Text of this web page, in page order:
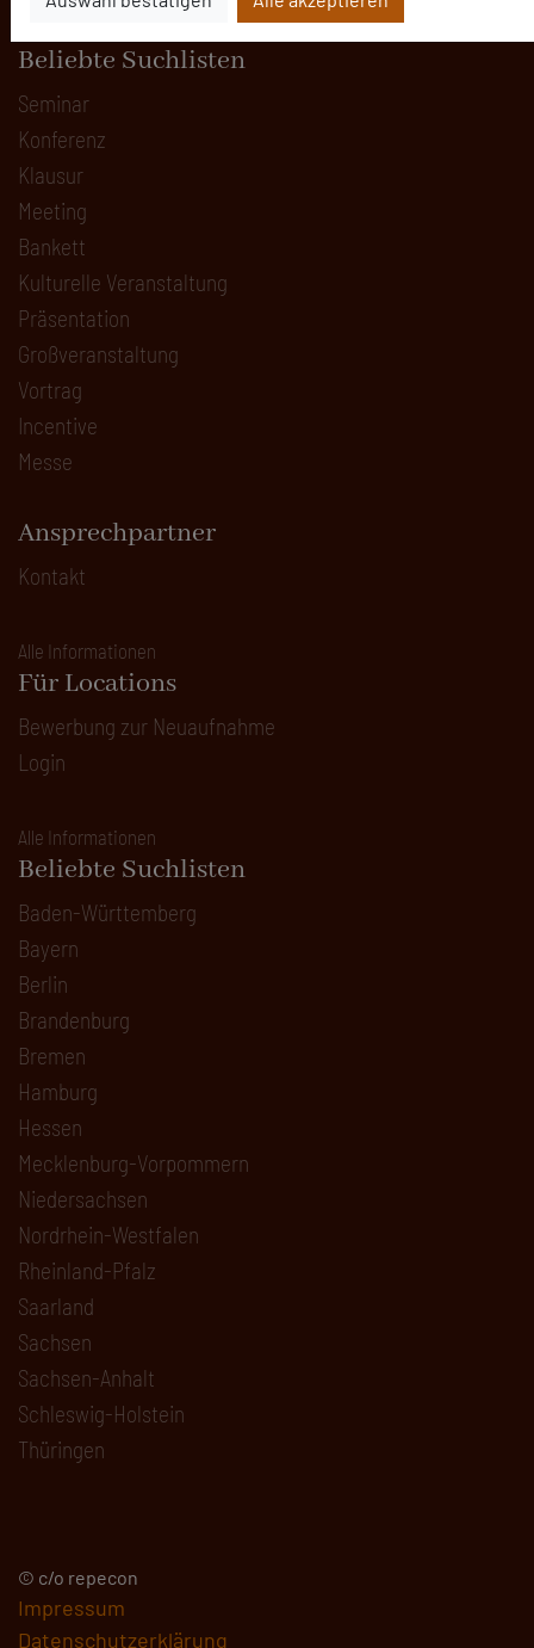
Beliebte Suchlisten
Seminar
Konferenz
Klausur
Meeting
Bankett
Kulturelle Veranstaltung
Präsentation
Großveranstaltung
Vortrag
Incentive
Messe
Ansprechpartner
Kontakt
Alle Informationen
Für Locations
Bewerbung zur Neuaufnahme
Login
Alle Informationen
Beliebte Suchlisten
Baden-Württemberg
Bayern
Berlin
Brandenburg
Bremen
Hamburg
Hessen
Mecklenburg-Vorpommern
Niedersachsen
Nordrhein-Westfalen
Rheinland-Pfalz
Saarland
Sachsen
Sachsen-Anhalt
Schleswig-Holstein
Thüringen
© c/o repecon
Impressum
Datenschutzerklärung